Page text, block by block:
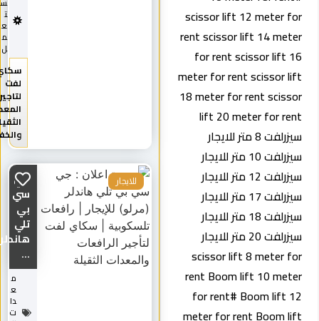
scissor lift 12 meter for
rent scissor lift 14 meter
for rent scissor lift 16
meter for rent scissor lift
18 meter for rent scissor
lift 20 meter for rent
سيزرلفت 8 متر للايجار
سيزرلفت 10 متر للايجار
سيزرلفت 12 متر للايجار
سيزرلفت 17 متر للايجار
سيزرلفت 18 متر للايجار
سيزرلفت 20 متر للايجار
scissor lift 8 meter for
rent Boom lift 10 meter
for rent# Boom lift 12
meter for rent Boom lift
ت
ع
سكاي
لتاجير
المعدات
الثقيلة
والخفيفة
جي
سي
بي
تلي
هاندلر
ت
للايجار